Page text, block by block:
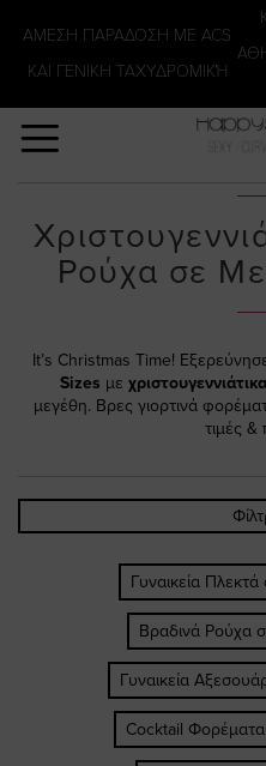
ΑΜΕΣΗ ΠΑΡΑΔΟΣΗ ΜΕ ACS
ΚΑΙ ΓΕΝΙΚΗ ΤΑΧΥΔΡΟΜΙΚΉ
Ρούχα σε
It’s Christmas Time!
Sizes με
μεγέθη. Βρες γιορτινά
τιμές &
Γυναικεία
Βραδινά Ρούχα
Γυναικεία
Cocktail
Αναζήτηση